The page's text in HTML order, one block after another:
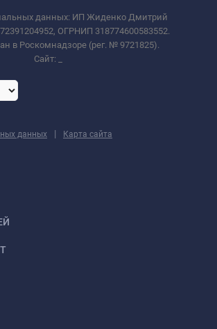
данных: ИП Жиденко Дмитрий
ОГРНИП 318774600583552.
в Роскомнадзоре (рег. № 9721825).
Сайт:
данных | Карта сайта